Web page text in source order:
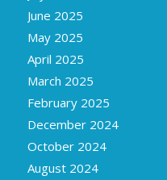
June 2025
May 2025
April 2025
March 2025
February 2025
December 2024
October 2024
August 2024